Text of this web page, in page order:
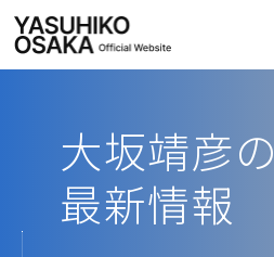
大坂靖彦の
最新情報